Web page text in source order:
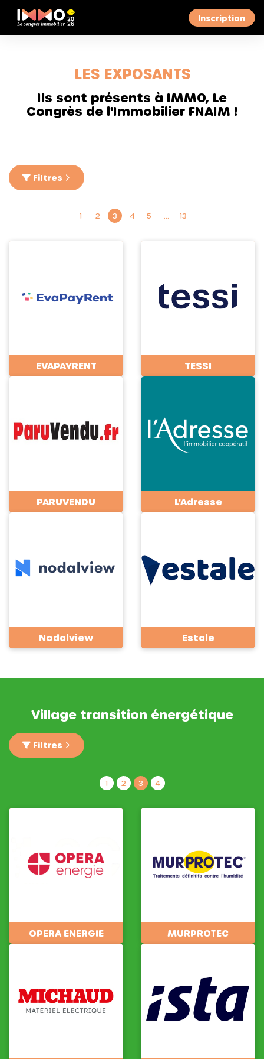
Inscription
LES EXPOSANTS
Ils sont présents à IMMO, Le
Congrès de l'Immobilier FNAIM !
Filtres
1 2 3 4 5 13
EVAPAYRENT TESSI
PARUVENDU L'Adresse
Nodalview Estale
Village transition énergétique
Filtres
1 2 3 4
OPERA ENERGIE MURPROTEC